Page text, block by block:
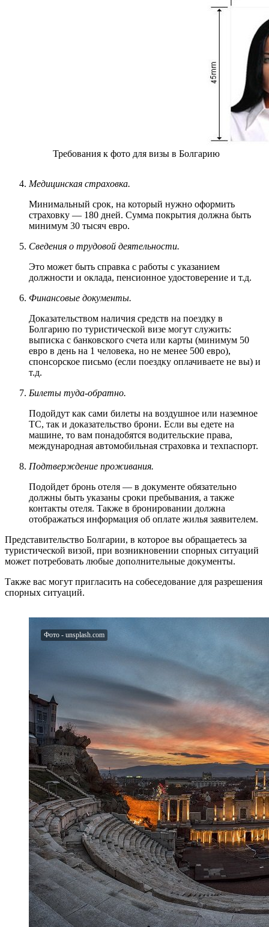
Требования к фото для визы в Болгарию
Медицинская страховка.
Минимальный срок, на который нужно оформить
страховку — 180 дней. Сумма покрытия должна быть
минимум 30 тысяч евро.
Сведения о трудовой деятельности.
Это может быть справка с работы с указанием
должности и оклада, пенсионное удостоверение и т.д.
Финансовые документы.
Доказательством наличия средств на поездку в
Болгарию по туристической визе могут служить:
выписка с банковского счета или карты (минимум 50
евро в день на 1 человека, но не менее 500 евро),
спонсорское письмо (если поездку оплачиваете не вы) и
т.д.
Билеты туда-обратно.
Подойдут как сами билеты на воздушное или наземное
ТС, так и доказательство брони. Если вы едете на
машине, то вам понадобятся водительские права,
международная автомобильная страховка и техпаспорт.
Подтверждение проживания.
Подойдет бронь отеля — в документе обязательно
должны быть указаны сроки пребывания, а также
контакты отеля. Также в бронировании должна
отображаться информация об оплате жилья заявителем.
Представительство Болгарии, в которое вы обращаетесь за
туристической визой, при возникновении спорных ситуаций
может потребовать любые дополнительные документы.
Также вас могут пригласить на собеседование для разрешения
спорных ситуаций.